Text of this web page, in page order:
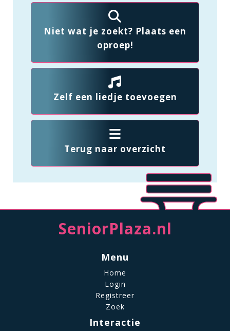
Niet wat je zoekt? Plaats een
oproep!
Zelf een liedje toevoegen
Terug naar overzicht
SeniorPlaza.nl
Menu
Home
Login
Registreer
Zoek
Interactie